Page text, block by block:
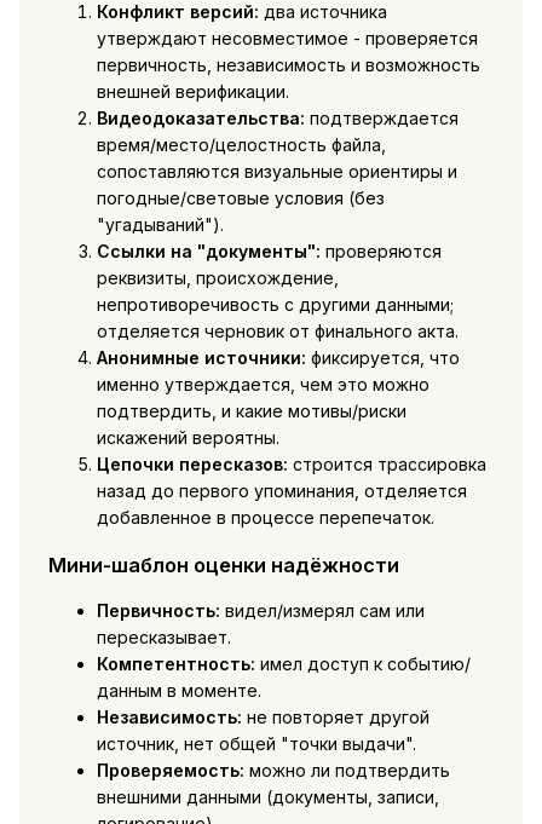
Конфликт версий: два источника
утверждают несовместимое - проверяется
первичность, независимость и возможность
внешней верификации.
Видеодоказательства: подтверждается
время/место/целостность файла,
сопоставляются визуальные ориентиры и
погодные/световые условия (без
"угадываний").
Ссылки на "документы": проверяются
реквизиты, происхождение,
непротиворечивость с другими данными;
отделяется черновик от финального акта.
Анонимные источники: фиксируется, что
именно утверждается, чем это можно
подтвердить, и какие мотивы/риски
искажений вероятны.
Цепочки пересказов: строится трассировка
назад до первого упоминания, отделяется
добавленное в процессе перепечаток.
Мини-шаблон оценки надёжности
Первичность: видел/измерял сам или
пересказывает.
Компетентность: имел доступ к событию/
данным в моменте.
Независимость: не повторяет другой
источник, нет общей "точки выдачи".
Проверяемость: можно ли подтвердить
внешними данными (документы, записи,